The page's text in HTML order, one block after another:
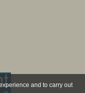
and to carry out